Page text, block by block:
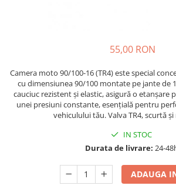
Suspensie
Cauciucuri
https://www.doctortrotineta.ro/camere-
https://www.doctortrotineta.ro/cauciucuri-
https://www.doctortrotineta.ro/
55,00 RON
Camera moto 90/100-16 (TR4) este special
cu dimensiunea 90/100 montate pe jante de
cauciuc rezistent și elastic, asigură o etanșare
unei presiuni constante, esențială pentru
vehiculului tău. Valva TR4, scurtă
IN STOC
Durata de livrare: 24-
ADAUGA